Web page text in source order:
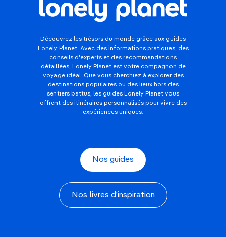
Découvrez les trésors du monde grâce aux guides
Lonely Planet. Avec des informations pratiques, des
conseils d'experts et des recommandations
détaillées, Lonely Planet est votre compagnon de
voyage idéal. Que vous cherchiez à explorer des
destinations populaires ou des lieux hors des
sentiers battus, les guides Lonely Planet vous
offrent des itinéraires personnalisés pour vivre des
expériences uniques.
Nos guides
Nos livres d'inspiration